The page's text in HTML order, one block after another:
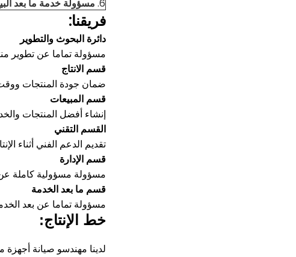
6. مسؤولة خدمة ما بعد
فريقنا:
دائرة البحوث والتطوير
مسؤولة تماما عن تطوير
قسم الانتاج
ضمان جودة المنتجات
قسم المبيعات
إنشاء أفضل المنتجات
القسم التقني
تقديم الدعم الفني أثناء
قسم الإدارة
مسؤولة مسؤولية كاملة
قسم ما بعد الخدمة
مسؤولة تماما عن بعد
خط الإنتاج:
لدينا مهندسو صيانة